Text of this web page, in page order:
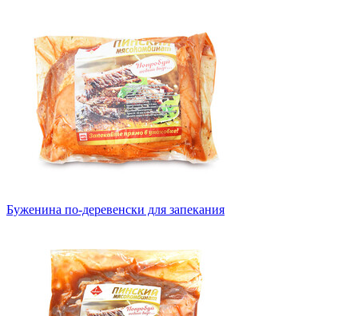
Буженина по-деревенски для запекания